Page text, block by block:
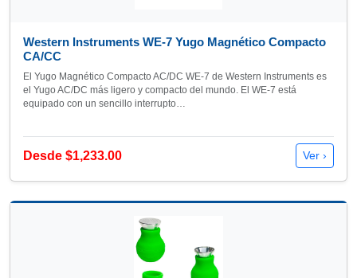
Western Instruments WE-7 Yugo Magnético Compacto
CA/CC
El Yugo Magnético Compacto AC/DC WE-7 de Western Instruments es
el Yugo AC/DC más ligero y compacto del mundo. El WE-7 está
equipado con un sencillo interrupto…
Desde $1,233.00 Ver ›